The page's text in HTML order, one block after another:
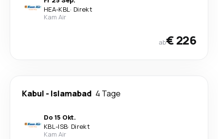
HEA-KBL· Direkt
Kam Air
ab€ 226
Kabul - Islamabad 4 Tage
Do 15 Okt.
KBL-ISB· Direkt
Kam Air